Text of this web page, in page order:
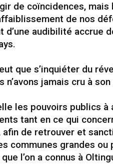
de coïncidences,
de nos
d’une audibilité accrue
que s’inquiéter du
n’avons jamais cru à
les pouvoirs publics
tant en ce qui
de retrouver et
communes grandes
l’on a connus à